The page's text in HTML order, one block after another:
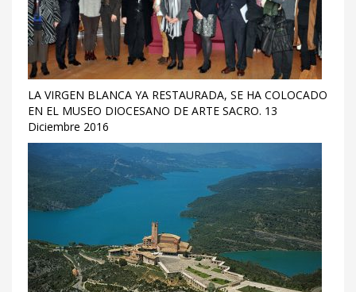
LA VIRGEN BLANCA YA RESTAURADA, SE HA COLOCADO
EN EL MUSEO DIOCESANO DE ARTE SACRO. 13
Diciembre 2016